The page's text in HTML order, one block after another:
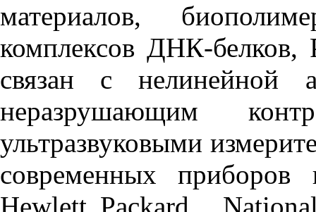
материалов,
комплексов ДНК-
связан с нелинейной
неразрушающим
ультразвуковыми
современных